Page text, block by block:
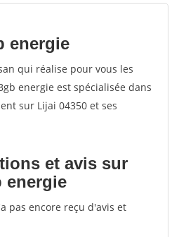
votes
energie
qui réalise pour vous les
energie est spécialisée dans
sur Lijai 04350 et ses
et avis sur
energie
pas encore reçu d'avis et